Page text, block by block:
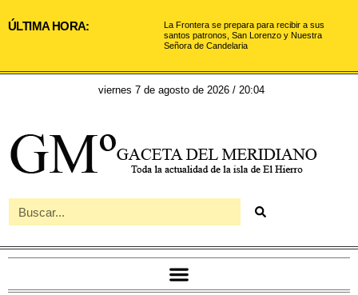
ÚLTIMA HORA:
La Frontera se prepara para recibir a sus
santos patronos, San Lorenzo y Nuestra
Señora de Candelaria
viernes 7 de agosto de 2026 / 20:04